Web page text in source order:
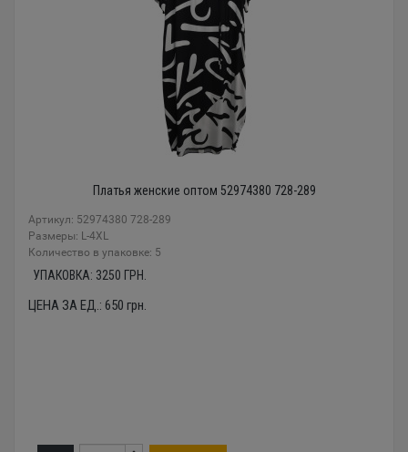
Платья женские оптом 52974380 728-289
Артикул: 52974380 728-289
Размеры: L-4XL
Количество в упаковке: 5
УПАКОВКА: 3250 ГРН.
ЦЕНА ЗА ЕД.: 650 грн.